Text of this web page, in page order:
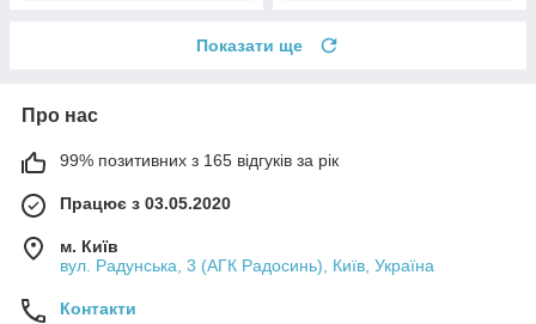
Показати ще
Про нас
99% позитивних з 165 відгуків за рік
Працює з 03.05.2020
м. Київ
вул. Радунська, 3 (АГК Радосинь), Київ, Україна
Контакти